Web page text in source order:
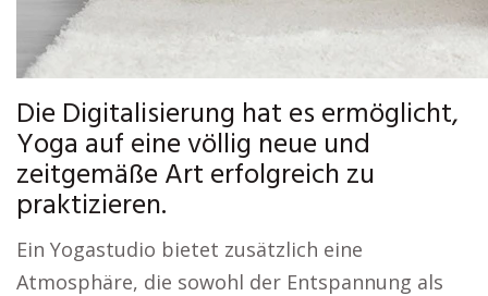
Die Digitalisierung hat es ermöglicht,
Yoga auf eine völlig neue und
zeitgemäße Art erfolgreich zu
praktizieren.
Ein Yogastudio bietet zusätzlich eine
Atmosphäre, die sowohl der Entspannung als